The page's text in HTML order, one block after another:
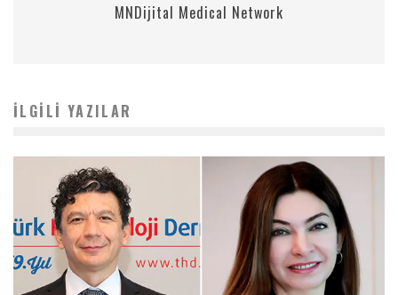
MNDijital Medical Network
İLGILI YAZILAR